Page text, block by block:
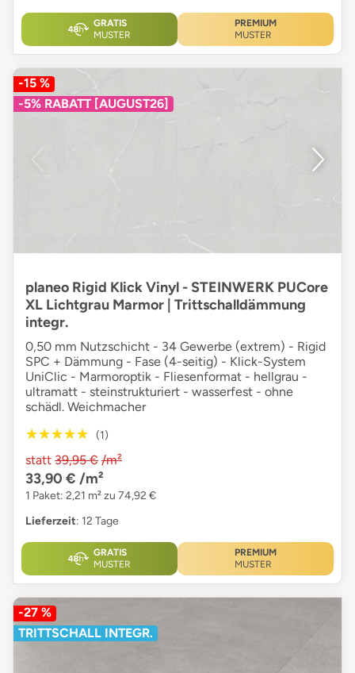
GRATIS
MUSTER
PREMIUM
MUSTER
-15 %
-5% RABATT [AUGUST26]
planeo Rigid Klick Vinyl - STEINWERK PUCore
XL Lichtgrau Marmor | Trittschalldämmung
integr.
0,50 mm Nutzschicht - 34 Gewerbe (extrem) - Rigid
SPC + Dämmung - Fase (4-seitig) - Klick-System
UniClic - Marmoroptik - Fliesenformat - hellgrau -
ultramatt - steinstrukturiert - wasserfest - ohne
schädl. Weichmacher
★★★★★
★★★★★ (1)
statt 39,95 € /m²
33,90 € /m²
1 Paket: 2,21 m² zu 74,92 €
Lieferzeit: 12 Tage
GRATIS
MUSTER
PREMIUM
MUSTER
-27 %
TRITTSCHALL INTEGR.